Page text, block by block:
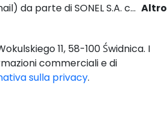
dell'art. 6, comma 1, lettera a) del Regolamento generale sulla protezione dei dati (GDPR).
Altro
11, 58-100 Świdnica. I
commerciali e di
sulla privacy.